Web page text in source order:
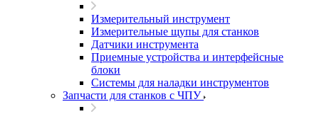
Измерительный инструмент
Измерительные щупы для станков
Датчики инструмента
Приемные устройства и интерфейсные
блоки
Системы для наладки инструментов
Запчасти для станков с ЧПУ